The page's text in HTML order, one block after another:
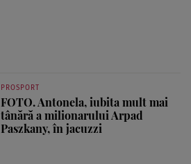
PROSPORT
FOTO. Antonela, iubita mult mai
tânără a milionarului Arpad
Paszkany, în jacuzzi